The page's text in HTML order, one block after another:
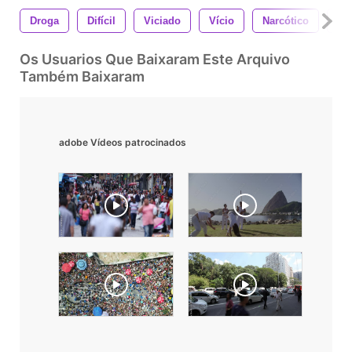
Droga Difícil Viciado Vício Narcótico
Os Usuarios Que Baixaram Este Arquivo
Também Baixaram
adobe Vídeos patrocinados